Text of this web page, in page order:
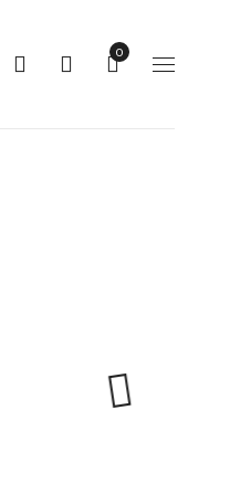
0